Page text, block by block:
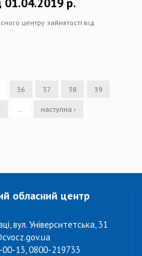
центру зайнятості від
36 37 38 39
… наступна ›
обласний центр
вул. Університетська, 31
00-13, 0800-219733